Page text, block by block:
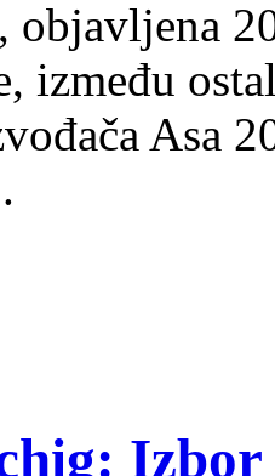
između
Asa
Izbor